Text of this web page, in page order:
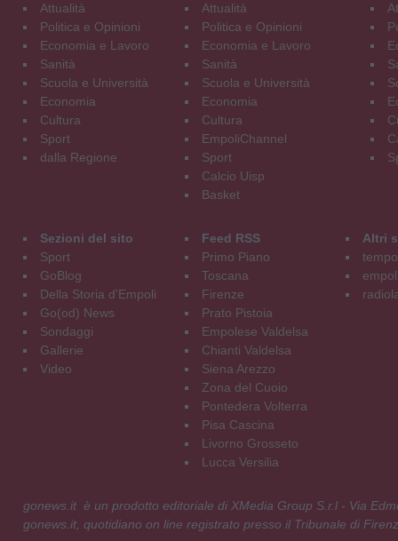
Attualità
Politica e Opinioni
Economia e Lavoro
Sanità
Scuola e Università
Economia
Cultura
Sport
dalla Regione
Attualità
Politica e Opinioni
Economia e Lavoro
Sanità
Scuola e Università
Economia
Cultura
EmpoliChannel
Sport
Calcio Uisp
Basket
Sezioni del sito
Sport
GoBlog
Della Storia d'Empoli
Go(od) News
Sondaggi
Gallerie
Video
Feed RSS
Primo Piano
Toscana
Firenze
Prato Pistoia
Empolese Valdelsa
Chianti Valdelsa
Siena Arezzo
Zona del Cuoio
Pontedera Volterra
Pisa Cascina
Livorno Grosseto
Lucca Versilia
Altri
gonews.it è un prodotto editoriale di XMedia Group S.r.l - Via
gonews.it, quotidiano on line registrato presso il Tribunale di